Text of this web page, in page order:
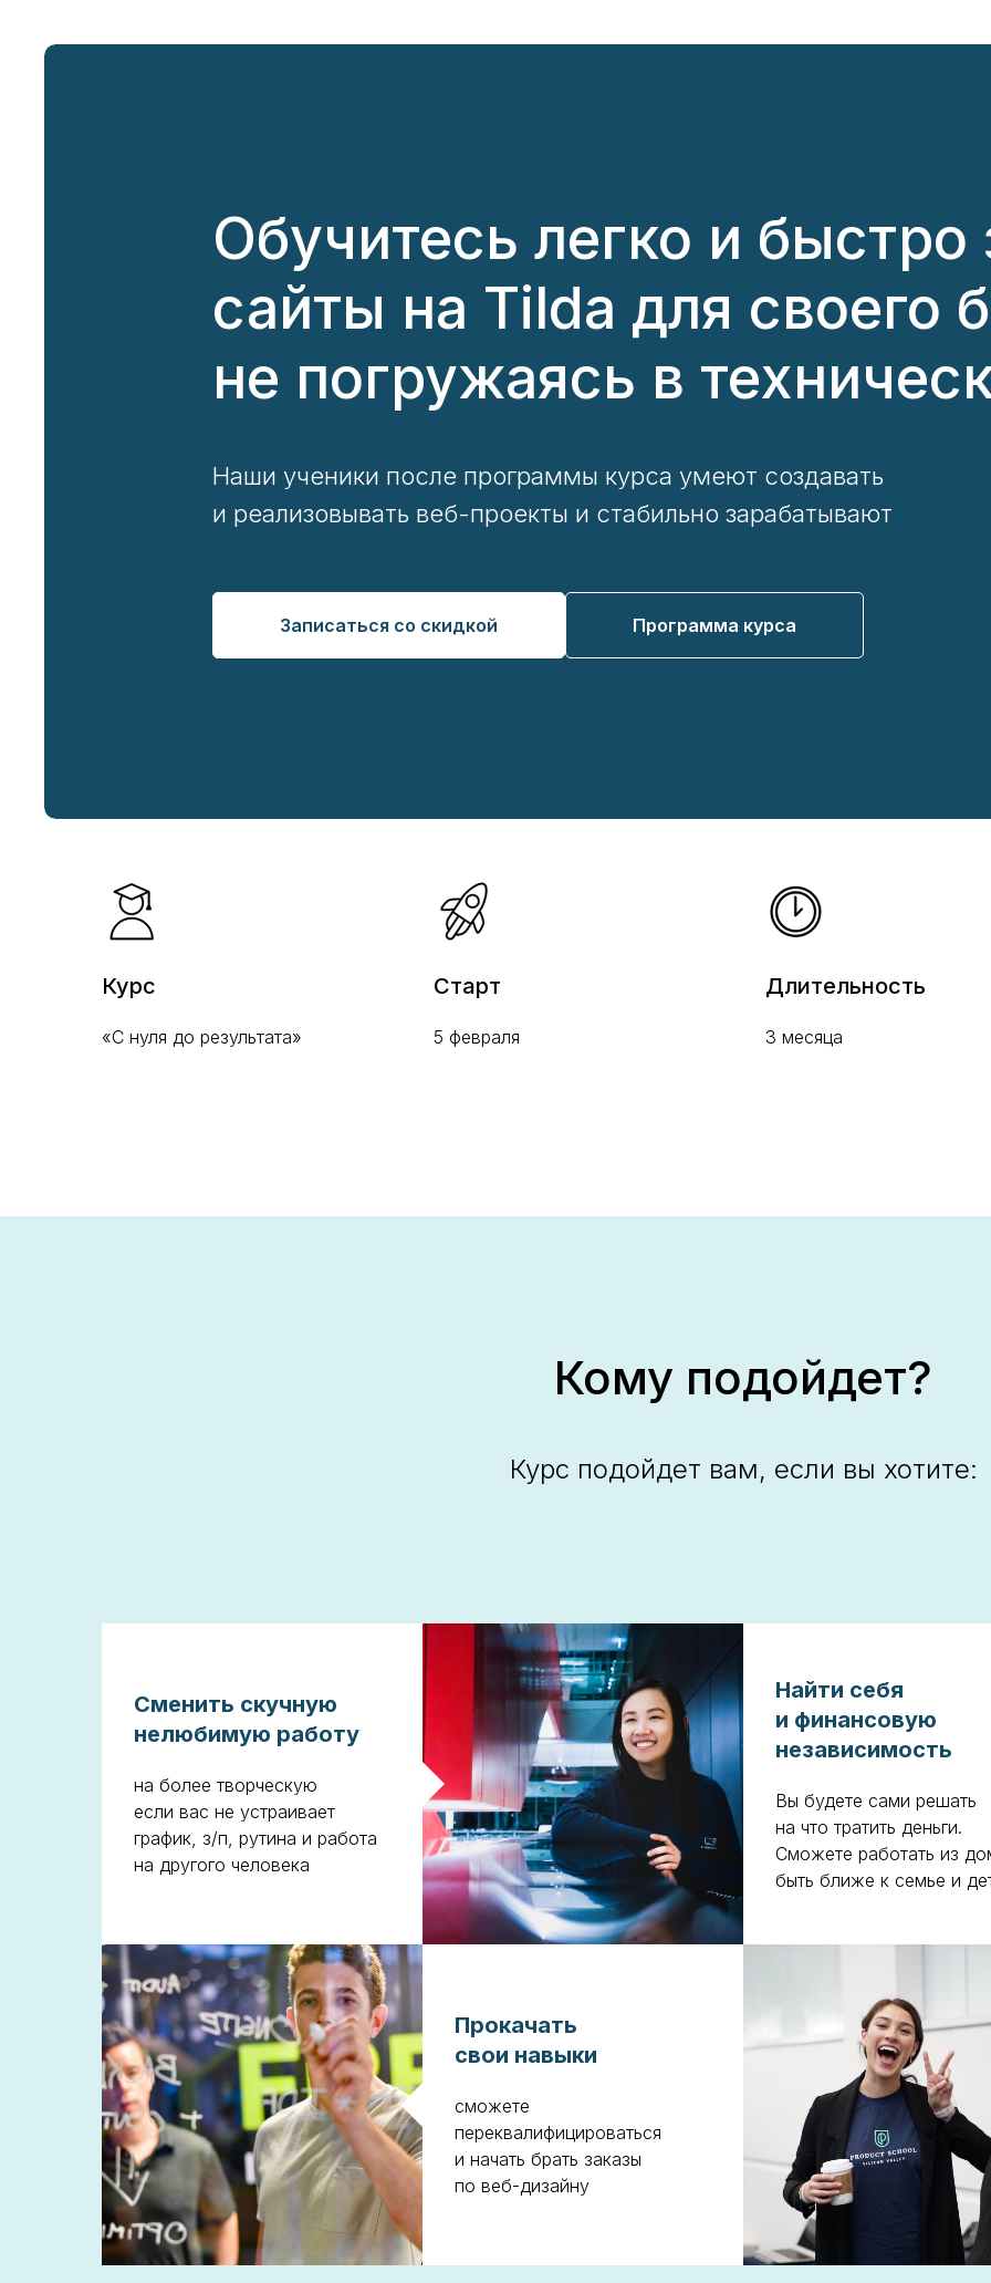
Обучитесь легко и быстро
сайты на Tilda для своего
не погружаясь в
Наши ученики после программы курса умеют создавать
и реализовывать веб-проекты и стабильно зарабатывают
Записаться со скидкой Программа курса
Курс
«С нуля до результата»
Старт
5 февраля
Длительность
3 месяца
Кому подойдет?
Курс подойдет вам, если вы хотите:
Сменить скучную
нелюбимую работу
на более творческую
если вас не устраивает
график, з/п, рутина и работа
на другого человека
Найти себя
и финансовую
независимость
Вы будете сами решать
на что тратить деньги.
Сможете работать из
быть ближе к семье и
Прокачать
свои навыки
сможете
переквалифицироваться
и начать брать заказы
по веб-дизайну